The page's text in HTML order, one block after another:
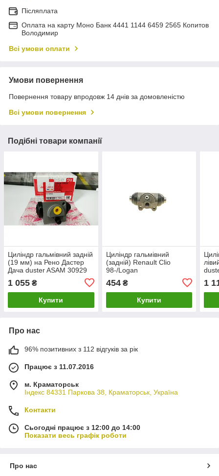
Післяплата
Оплата на карту Моно Банк 4441 1144 6459 2565 Копитов
Володимир
Всі умови оплати
Умови повернення
Повернення товару впродовж 14 днів за домовленістю
Всі умови повернення
Подібні товари компанії
Циліндр гальмівний задній
(19 мм) на Рено Дастер
Дача duster ASAM 30929
1 055 ₴
Купити
Циліндр гальмівний
(задній) Renault Clio
98-/Logan
04-/Sandero/Stepway 09-
BOSCH
454₴
Купити
1
Про нас
96% позитивних з 112 відгуків за рік
Працює з 11.07.2016
м. Краматорськ
Індекс 84331 Паркова 38, Краматорськ, Україна
Контакти
Сьогодні працює з 12:00 до 14:00
Показати весь графік роботи
Про нас